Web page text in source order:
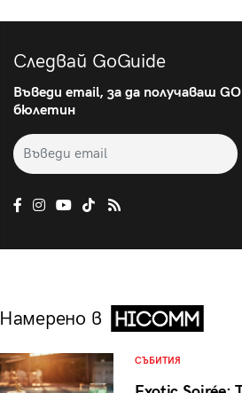
Следвай GoGuide
Въведи email, за да получаваш
бюлетин
Намерено в
СЪБИТИЯ